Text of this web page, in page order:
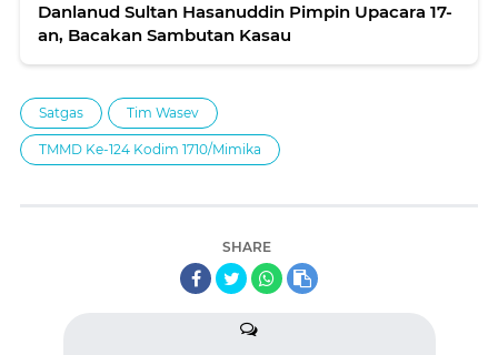
Danlanud Sultan Hasanuddin Pimpin Upacara 17-
an, Bacakan Sambutan Kasau
Satgas Tim Wasev
TMMD Ke-124 Kodim 1710/Mimika
SHARE